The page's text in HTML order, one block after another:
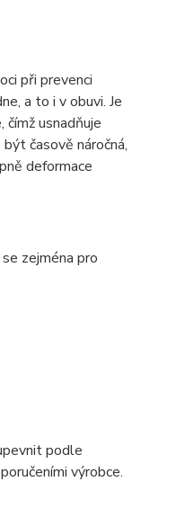
při prevenci
a to i v obuvi. Je
usnadňuje
časově náročná,
deformace
zejména pro
podle
výrobce.